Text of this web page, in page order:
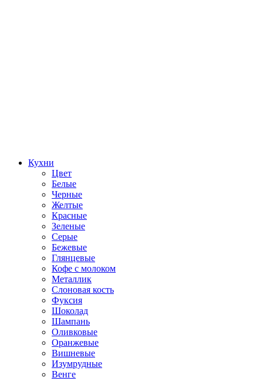
Кухни
Цвет
Белые
Черные
Желтые
Красные
Зеленые
Серые
Бежевые
Глянцевые
Кофе с молоком
Металлик
Слоновая кость
Фуксия
Шоколад
Шампань
Оливковые
Оранжевые
Вишневые
Изумрудные
Венге